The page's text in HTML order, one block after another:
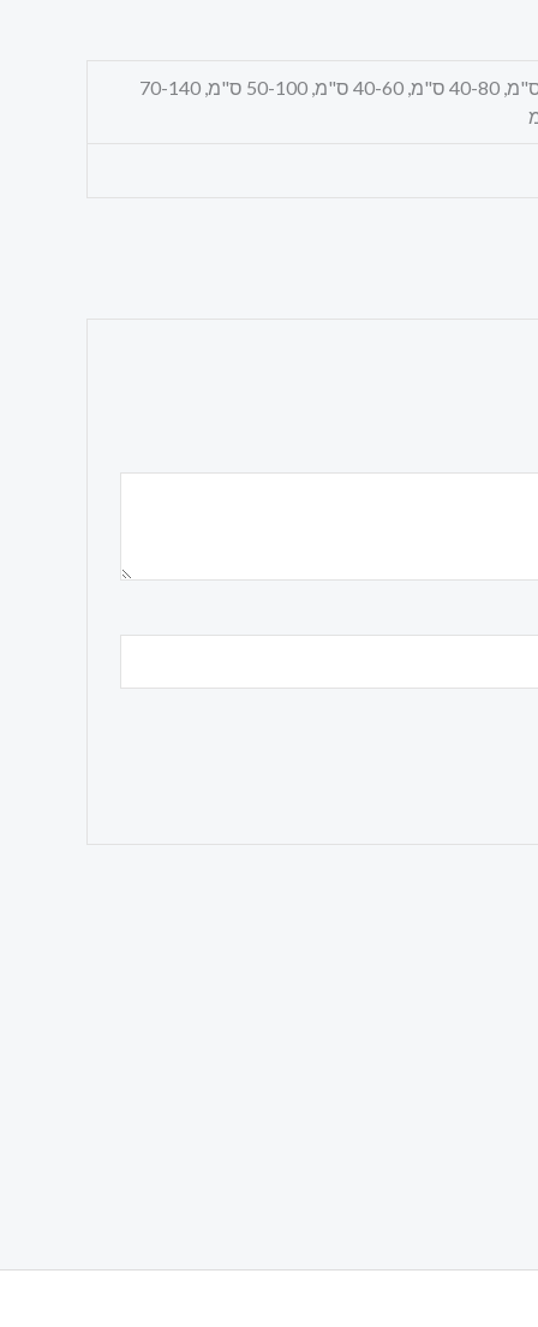
30-45 ס"מ, 40-60 ס"מ, 50-70 ס"מ, 60-90 ס"מ, 70-100 ס"מ, 60-120 ס"מ, 80-120 ס"מ, 100-150 ס"מ, 40-80 ס"מ, 40-60 ס"מ, 50-100 ס"מ, 70-140